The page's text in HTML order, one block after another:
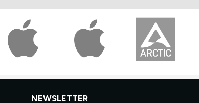
NEWSLETTER